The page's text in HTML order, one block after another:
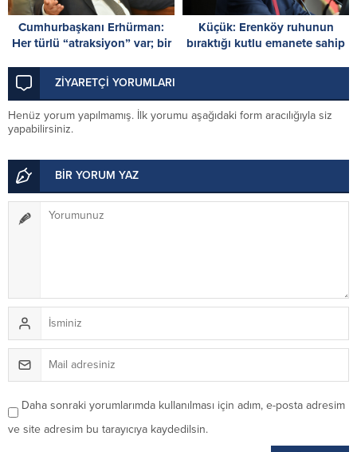
Cumhurbaşkanı Erhürman:
Her türlü “atraksiyon” var; bir
Küçük: Erenköy ruhunun
bıraktığı kutlu emanete sahip
ZİYARETÇİ YORUMLARI
Henüz yorum yapılmamış. İlk yorumu aşağıdaki form aracılığıyla siz
yapabilirsiniz.
BİR YORUM YAZ
Daha sonraki yorumlarımda kullanılması için adım, e-posta adresim
ve site adresim bu tarayıcıya kaydedilsin.